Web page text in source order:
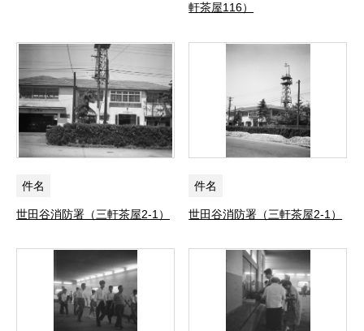
軒茶屋116）
件名
世田谷消防署（三軒茶屋2-1）
件名
世田谷消防署（三軒茶屋2-1）